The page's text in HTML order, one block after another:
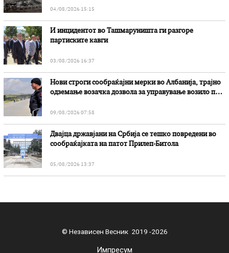
04/08/2026 15:15
И инцидентот во Ташмаруништa ги разгоре
партиските кавги
03/08/2026 16:37
Нови строги сообраќајни мерки во Aлбанија, трајно
одземање возачка дозвола за управување возило под
09/08/2026 07:58
Двајца државјани на Србија се тешко повредени во
сообраќајката на патот Прилеп-Битола
05/08/2026 13:37
© Независен Весник 2019 -2026
Импресум